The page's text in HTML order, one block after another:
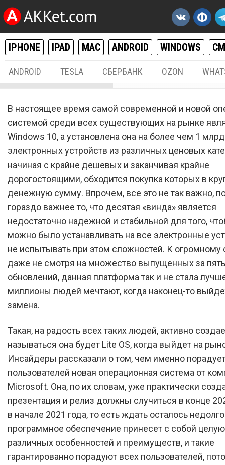
IPHONE IPAD MAC ANDROID WINDOWS
ANDROID TESLA СБЕРБАНК OZON
Операционная система
заменила Windows 10
В настоящее время самой современной и новой
системой среди всех существующих на рынке
Windows 10, а установлена она на более чем 1 млрд
электронных устройств из различных ценовых
начиная с крайне дешевых и заканчивая крайне
дорогостоящими, обходится покупка которых в
денежную сумму. Впрочем, все это не так важно,
гораздо важнее то, что десятая «винда» является
недостаточно надежной и стабильной для того,
можно было устанавливать на все электронные
не испытывать при этом сложностей. К
даже не смотря на множество выпущенных за
обновлений, данная платформа так и не стала
миллионы людей мечтают, когда наконец-то
замена.
Такая, на радость всех таких людей, активно
называться она будет Lite OS, когда выйдет на
Инсайдеры рассказали о том, чем именно
пользователей новая операционная система от
Microsoft. Она, по их словам, уже практически
презентация и релиз должны случиться в конце
в начале 2021 года, то есть ждать осталось
программное обеспечение принесет с собой
различных особенностей и преимуществ, и такие
гарантированно порадуют всех пользователей,